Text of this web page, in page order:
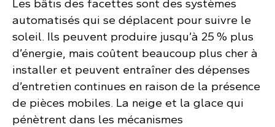
Les bâtis des facettes sont des systèmes
automatisés qui se déplacent pour suivre le
soleil. Ils peuvent produire jusqu’à 25 % plus
d’énergie, mais coûtent beaucoup plus cher à
installer et peuvent entraîner des dépenses
d’entretien continues en raison de la présence
de pièces mobiles. La neige et la glace qui
pénètrent dans les mécanismes